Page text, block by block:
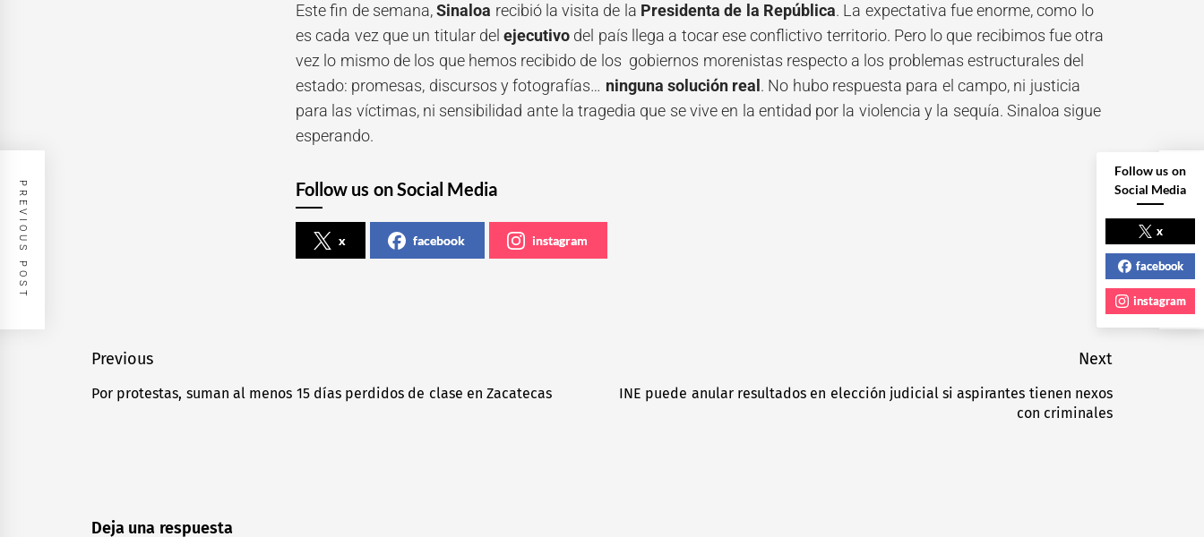
Este fin de semana,Sinaloa recibió la visita de la Presidenta de la República. La expectativa fue enorme, como lo
es cada vez que un titular delejecutivo del país llega a tocar ese conflictivo territorio. Pero lo que recibimos fue otra
vez lo mismo de los que hemos recibido de los gobiernos morenistas respecto a los problemas estructurales del
estado: promesas, discursos y fotografías… ninguna solución real . No hubo respuesta para el campo, ni justicia
para las víctimas, ni sensibilidad ante la tragedia que se vive en la entidad por la violencia y la sequía. Sinaloa sigue
esperando.
Follow us on Social Media
x facebook instagram
Navegación
de
Previous
Previous
Por protestas, suman al menos 15 días perdidos de clase en Zacatecas
Next
Next
post:
INE puede anular resultados en elección judicial si aspirantes tienen nexos
con criminales
PREVIOUS POST NEXT POST
Deja una respuesta
Follow us on
Social Media
x
facebook
instagram